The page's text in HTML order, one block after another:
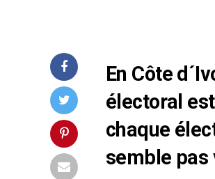
En Côte
électoral
chaque
semble